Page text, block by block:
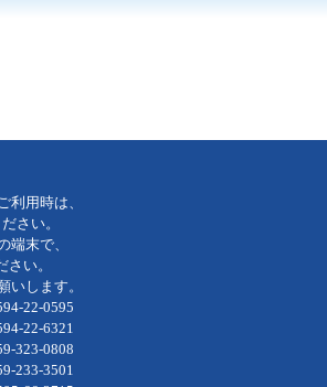
用時は、
さい。
末で、
い。
します。
0595
0808
233-3501